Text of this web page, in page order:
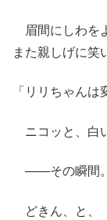
眉間にしわを
また親しげに笑
「リリちゃんは
ニコッと、白
――その瞬間。
どきん、と、